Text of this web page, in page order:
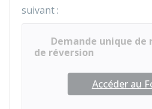
suivant :
Demande unique
de réversion
Accéder au